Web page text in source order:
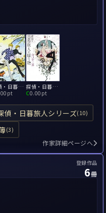
偵・日暮旅人シリーズ(10)
(3)
探偵・日暮旅人の壊れ物
探偵・日暮旅人の贈り物
C0.00pt
作家詳細ページへ
登録作品
6冊